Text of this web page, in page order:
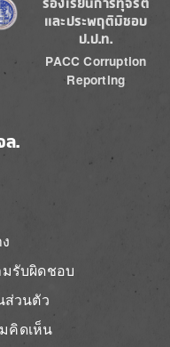
และประพฤติมิชอบ
ป.ป.ท.
PACC Corruption
Reporting
ล.
รับผิดชอบ
ส่วนตัว
คิดเห็น